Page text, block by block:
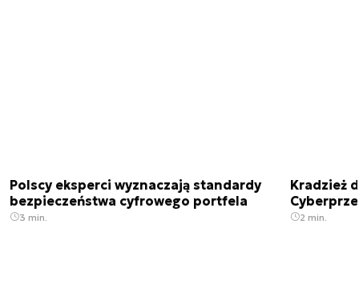
Polscy eksperci wyznaczają standardy
bezpieczeństwa cyfrowego portfela
3 min.
Kradzież
2 min.